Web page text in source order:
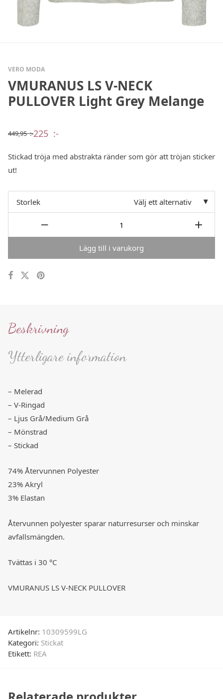
VERO MODA
VMURANUS LS V-NECK
PULLOVER Light Grey Melange
449,95:-
Det
var:
449,95 :-.
225 :-
Det
är:
225 :-.
Stickad tröja med abstrakta ränder som gör att tröjan sticker
ut!
Storlek Välj ett alternativ
Lägg till i varukorg
Beskrivning
Ytterligare information
– Melerad
– V-Ringad
– Ljus Grå/Medium Grå
– Mönstrad
– Stickad
74% Återvunnen Polyester
23% Akryl
3% Elastan
Återvunnen polyester sparar naturresurser och minskar
avfallsmängden.
Tvättas i 30 °C
VMURANUS LS V-NECK PULLOVER
Artikelnr: 10309599LG
Kategori: Stickat
Etikett: REA